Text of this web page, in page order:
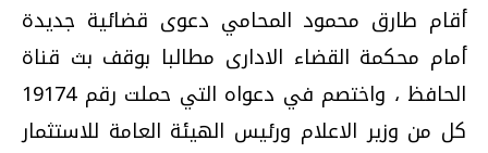
أقام طارق محمود المحامي دعوى قضائية جديدة
أمام محكمة القضاء الادارى مطالبا بوقف بث قناة
الحافظ ، واختصم في دعواه التي حملت رقم 19174
كل من وزير الاعلام ورئيس الهيئة العامة للاستثمار